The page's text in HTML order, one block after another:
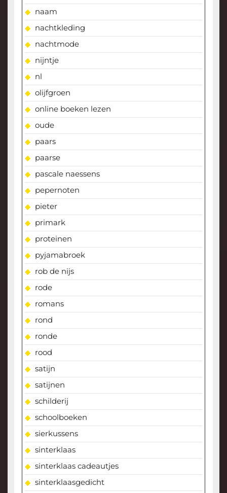
naam
nachtkleding
nachtmode
nijntje
nl
olijfgroen
online boeken lezen
oude
paars
paarse
pascale naessens
pepernoten
pieter
primark
proteinen
pyjamabroek
rob de nijs
rode
romans
rond
ronde
rood
satijn
satijnen
schilderij
schoolboeken
sierkussens
sinterklaas
sinterklaas cadeautjes
sinterklaasgedicht